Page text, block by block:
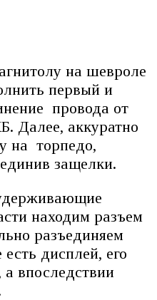
на шевроле
первый и
провода от
Далее, аккуратно
на торпедо,
защелки.
находим разъем
разъединяем
дисплей, его
а впоследствии